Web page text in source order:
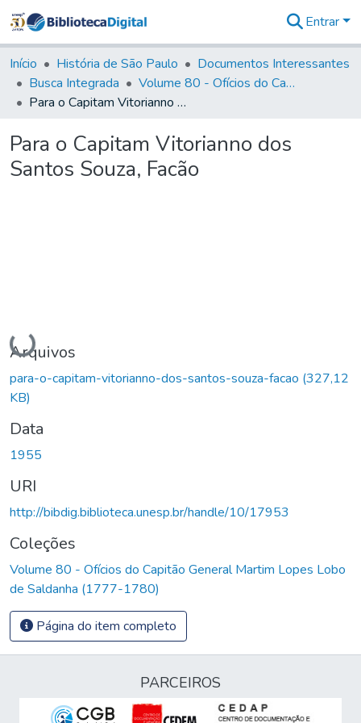
&
Coleções
Tudo na
Biblioteca
Estatísticas
Entrar
Início História de São Paulo
Documentos Interessantes
Busca Integrada
Volume 80 - Ofícios do Capitão General Martim Lopes Lobo de Saldanha (1777-1780)
Para o Capitam Vitorianno dos Santos Souza, Facão
Para o Capitam Vitorianno dos
Santos Souza, Facão
Carregando...
Arquivos
para-o-capitam-vitorianno-dos-santos-souza-facao (327,12
KB)
Data
1955
URI
http://bibdig.biblioteca.unesp.br/handle/10/17953
Coleções
Volume 80 - Ofícios do Capitão General Martim Lopes Lobo
de Saldanha (1777-1780)
Página do item completo
PARCEIROS